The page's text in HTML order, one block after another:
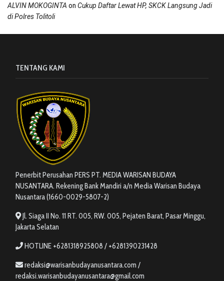
ALVIN MOKOGINTA on Cukup Daftar Lewat HP, SKCK Langsung Jadi
di Polres Tolitoli
TENTANG KAMI
Penerbit Perusahan PERS PT. MEDIA WARISAN BUDAYA
NUSANTARA. Rekening Bank Mandiri a/n Media Warisan Budaya
Nusantara (1660-0029-5807-2)
Jl. Siaga II No. 11 RT. 005, RW. 005, Pejaten Barat, Pasar Minggu,
Jakarta Selatan
HOTLINE +6281318925808 / +6281390231428
redaksi@warisanbudayanusantara.com /
redaksi.warisanbudayanusantara@gmail.com